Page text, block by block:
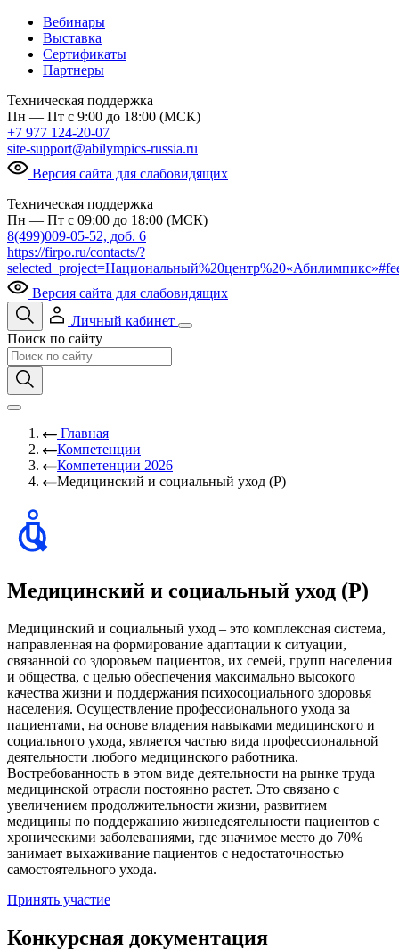
Вебинары
Выставка
Сертификаты
Партнеры
Техническая поддержка
Пн — Пт с 9:00 до 18:00 (МСК)
+7 977 124-20-07
site-support@abilympics-russia.ru
Версия сайта для слабовидящих
Техническая поддержка
Пн — Пт с 09:00 до 18:00 (МСК)
8(499)009-05-52, доб. 6
https://firpo.ru/contacts/?
Версия сайта для слабовидящих
Личный кабинет
Поиск по сайту
Главная
Компетенции
Компетенции 2026
Медицинский и социальный уход (Р)
Медицинский и социальный уход (Р)
Медицинский и социальный уход – это комплексная система,
направленная на формирование адаптации к ситуации,
связанной со здоровьем пациентов, их семей, групп населения
и общества, с целью обеспечения максимально высокого
качества жизни и поддержания психосоциального здоровья
населения. Осуществление профессионального ухода за
пациентами, на основе владения навыками медицинского и
социального ухода, является частью вида профессиональной
деятельности любого медицинского работника.
Востребованность в этом виде деятельности на рынке труда
медицинской отрасли постоянно растет. Это связано с
увеличением продолжительности жизни, развитием
медицины по поддержанию жизнедеятельности пациентов с
хроническими заболеваниями, где значимое место до 70%
занимает выхаживание пациентов с недостаточностью
самостоятельного ухода.
Принять участие
Конкурсная документация